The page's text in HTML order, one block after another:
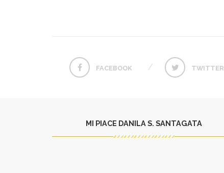
FACEBOOK TWITTER
MI PIACE DANILA S. SANTAGATA